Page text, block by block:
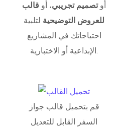
أوتصميم تجريبي، أو قالب
للعروض التوضيحية لتلبية
احتياجاتك في المشاريع
الإبداعية أو الاختبارية.
قم بتحميل قالب جواز
السفر القابل للتعديل